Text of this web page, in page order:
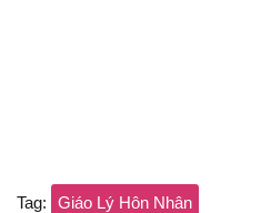
Tag:
Giáo Lý Hôn Nhân